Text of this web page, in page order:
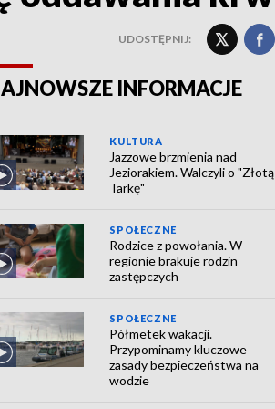
UDOSTĘPNIJ:
INFORMACJE
KULTURA
Jazzowe brzmienia nad
Jeziorakiem. Walczyli o "Złotą
Tarkę"
SPOŁECZNE
Rodzice z powołania. W
regionie brakuje rodzin
zastępczych
SPOŁECZNE
Półmetek wakacji.
Przypominamy kluczowe
zasady bezpieczeństwa na
wodzie